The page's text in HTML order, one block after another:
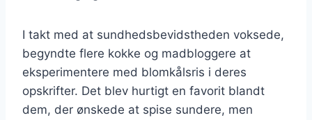
I takt med at sundhedsbevidstheden voksede,
begyndte flere kokke og madbloggere at
eksperimentere med blomkålsris i deres
opskrifter. Det blev hurtigt en favorit blandt
dem, der ønskede at spise sundere, men